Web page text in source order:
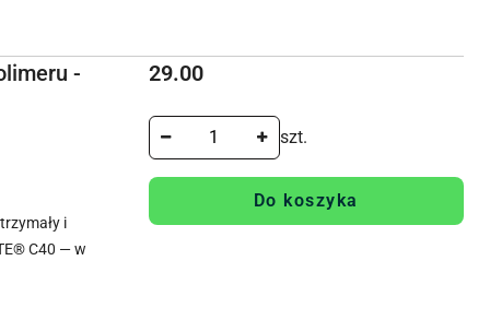
-
i
C40 — w
Cena:
29.00
szt.
Do koszyka